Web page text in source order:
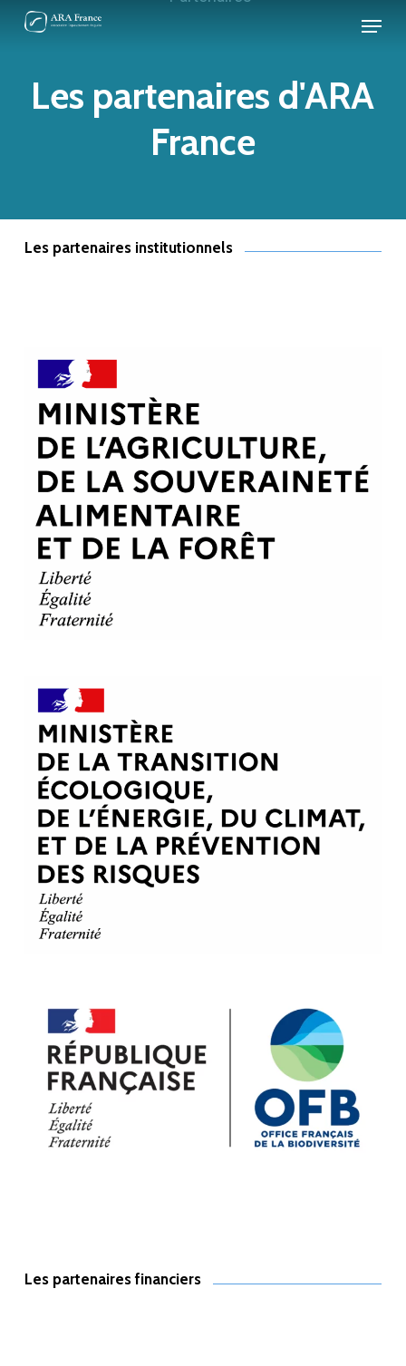
Panneau de gestion des cookies
Skip
content
Menu
Les partenaires d'ARA
France
Les partenaires institutionnels
Les partenaires financiers
Menu